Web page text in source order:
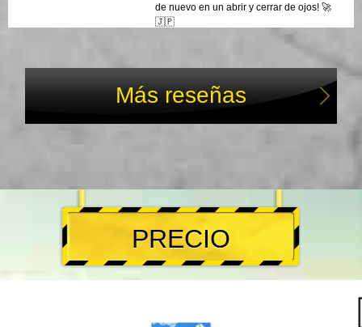
de nuevo en un abrir y cerrar de ojos! 🚀
🇯🇵
Más reseñas
PRECIO